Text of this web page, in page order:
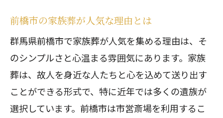
前橋市の家族葬が人気な理由とは
群馬県前橋市で家族葬が人気を集める理由は、そ
のシンプルさと心温まる雰囲気にあります。家族
葬は、故人を身近な人たちと心を込めて送り出す
ことができる形式で、特に近年では多くの遺族が
選択しています。前橋市は市営斎場を利用するこ